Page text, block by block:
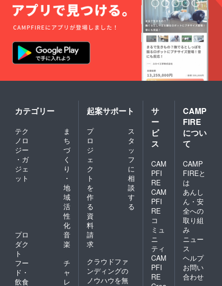
カテゴリー
テク
ノロ
ジー
・ガ
ジェ
ット
ま
ち
づ
く
り
・
地
域
活
性
化
プロ
ダク
ト
音
楽
フー
ド・
飲食
チ
ャ
レ
起案サポート
プ
ロ
ジ
ェ
ク
ト
を
作
る
ス
タ
ッ
フ
に
相
談
す
る
資
料
請
求
クラウドファ
ンディングの
ノウハウを無
サ
ー
ビ
ス
CAM
PFI
RE
CAM
PFI
RE
コ
ミュ
ニ
ティ
CAM
PFI
RE
CAMP
FIRE
につい
て
CAMP
FIREと
は
あんし
ん・安
全への
取り組
み
ニュー
ス
ヘルプ
お問い
合わせ